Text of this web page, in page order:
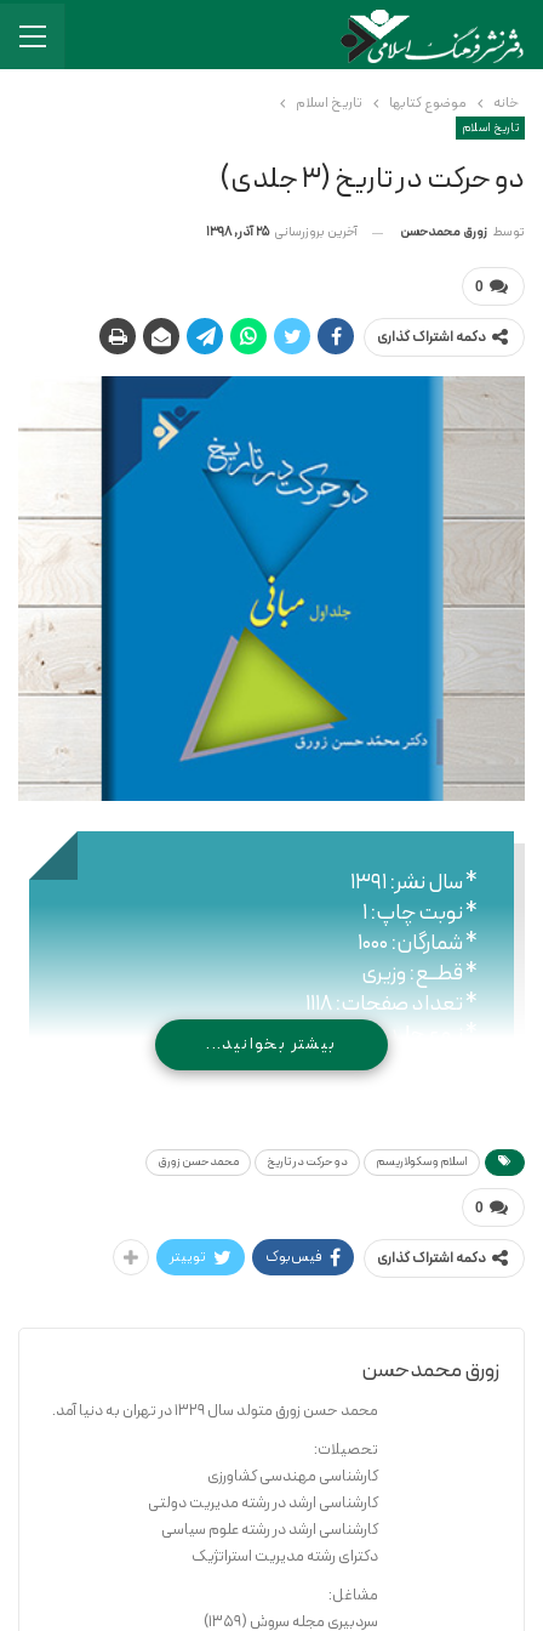
خانه موضوع کتابها تاریخ اسلام
تاریخ اسلام
دو حرکت در تاریخ (۳ جلدی)
توسط زورق محمدحسن آخرین بروزرسانی 25 آذر, 1398
0
دکمه اشتراک گذاری
* سال نشر: ۱۳۹۱
* نوبت چاپ: ۱
* شمارگان: ۱۰۰۰
* قطــع: وزیری
* تعداد صفحات: ۱۱۱۸
* نـوع جلـد: سلیفون
* قیمت دوره: ۲۳۰۰۰۰ ریال
محمدحسن زورق
دو حرکت در تاریخ(۳ جلدی)
بیشتر بخوانید...
اسلام و سکولاریسم دو حرکت در تاریخ محمدحسن زورق
0
دکمه اشتراک گذاری فیس‌بوک توییتر
زورق محمدحسن
محمد حسن زورق متولد سال 1329 در تهران به دنیا آمد.
تحصیلات:
کارشناسی مهندسی کشاورزی
کارشناسی ارشد در رشته مدیریت دولتی
کارشناسی ارشد در رشته علوم سیاسی
دکترای رشته مدیریت استراتژیک
مشاغل:
سردبیری مجله سروش (1359)